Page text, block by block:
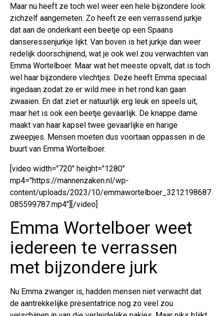
Maar nu heeft ze toch wel weer een hele bijzondere look
zichzelf aangemeten. Zo heeft ze een verrassend jurkje
dat aan de onderkant een beetje op een Spaans
danseressenjurkje lijkt. Van boven is het jurkje dan weer
redelijk doorschijnend, wat je ook wel zou verwachten van
Emma Wortelboer. Maar wat het meeste opvalt, dat is toch
wel haar bijzondere vlechtjes. Deze heeft Emma speciaal
ingedaan zodat ze er wild mee in het rond kan gaan
zwaaien. En dat ziet er natuurlijk erg leuk en speels uit,
maar het is ook een beetje gevaarlijk. De knappe dame
maakt van haar kapsel twee gevaarlijke en harige
zweepjes. Mensen moeten dus voortaan oppassen in de
buurt van Emma Wortelboer.
[video width="720" height="1280"
mp4="https://mannenzaken.nl/wp-
content/uploads/2023/10/emmawortelboer_3212198687
085599787.mp4"][/video]
Emma Wortelboer weet
iedereen te verrassen
met bijzondere jurk
Nu Emma zwanger is, hadden mensen niet verwacht dat
de aantrekkelijke presentatrice nog zo veel zou